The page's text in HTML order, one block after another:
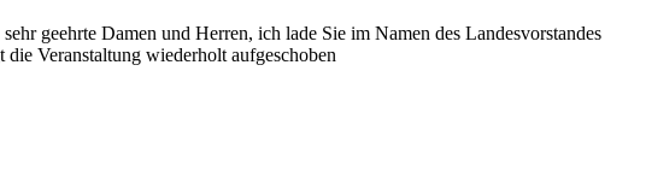
geehrte Damen und Herren, ich lade Sie im Namen des Landesvorstandes
Veranstaltung wiederholt aufgeschoben